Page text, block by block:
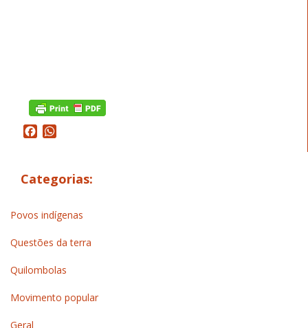
Facebook
Categorias:
Povos indígenas
Questões da terra
Quilombolas
Movimento popular
Geral